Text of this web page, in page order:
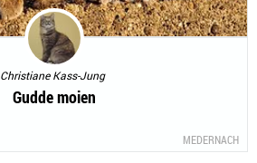
Christiane Kass-Jung
Gudde moien
MEDERNACH